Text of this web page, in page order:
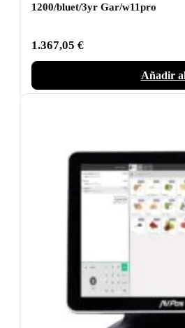
1200/bluet/3yr Gar/w11pro
1.367,05 €
Añadir